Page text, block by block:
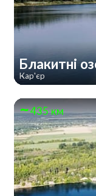
Блакитні
Кар'єр
435 км